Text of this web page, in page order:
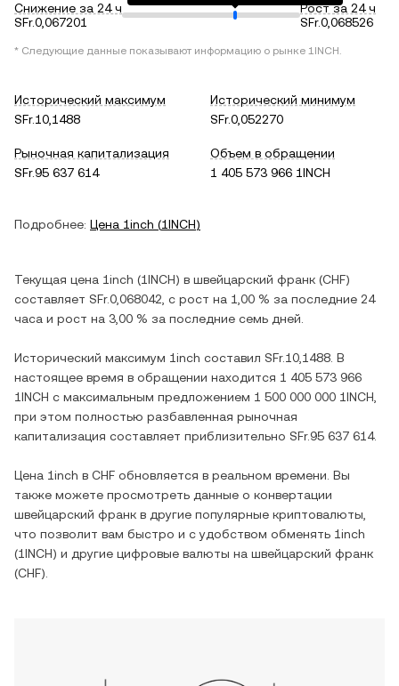
Снижение за 24 ч
SFr.0,067201
Рост за 24 ч
SFr.0,068526
* Следующие данные показывают информацию о рынке 1INCH.
Исторический максимум
SFr.10,1488
Исторический минимум
SFr.0,052270
Рыночная капитализация
SFr.95 637 614
Объем в обращении
1 405 573 966 1INCH
Подробнее: Цена 1inch (1INCH)
Текущая цена 1inch (1INCH) в швейцарский франк (CHF)
составляет SFr.0,068042 , c рост на 1,00 % за последние 24
часа и рост на 3,00 % за последние семь дней.
Исторический максимум 1inch составил SFr.10,1488 . В
настоящее время в обращении находится 1 405 573 966
1INCH с максимальным предложением 1 500 000 000 1INCH
при этом полностью разбавленная рыночная
капитализация составляет приблизительно SFr.95 637 614.
Цена 1inch в CHF обновляется в реальном времени. Вы
также можете просмотреть данные о конвертации
швейцарский франк в другие популярные криптовалюты,
что позволит вам быстро и с удобством обменять 1inch
(1INCH) и другие цифровые валюты на швейцарский франк
(CHF).